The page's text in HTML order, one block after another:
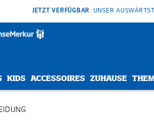
JETZT VERFÜGBAR: UNSER
KIDS ACCESSOIRES ZUHAUSE